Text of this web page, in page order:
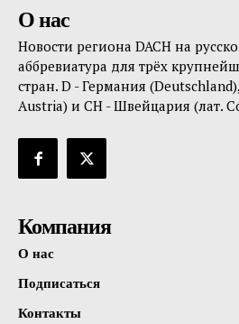
О нас
Новости региона DACH на
аббревиатура для трёх
стран. D - Германия
Austria) и CH - Швейцария (лат.
Компания
О нас
Подписаться
Контакты